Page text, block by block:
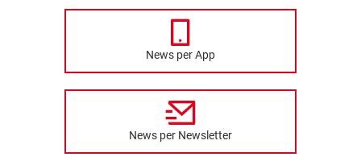
News per App
News per Newsletter